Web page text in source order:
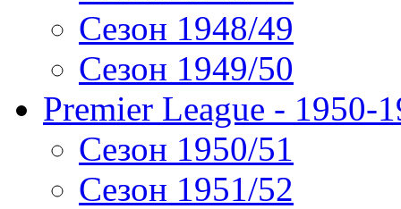
Сезон 1948/49
Сезон 1949/50
Premier League - 1950-
Сезон 1950/51
Сезон 1951/52